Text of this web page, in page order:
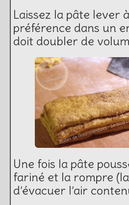
Laissez la pâte lever
préférence dans un
doit doubler de
Une fois la pâte
fariné et la rompre
d’évacuer l’air